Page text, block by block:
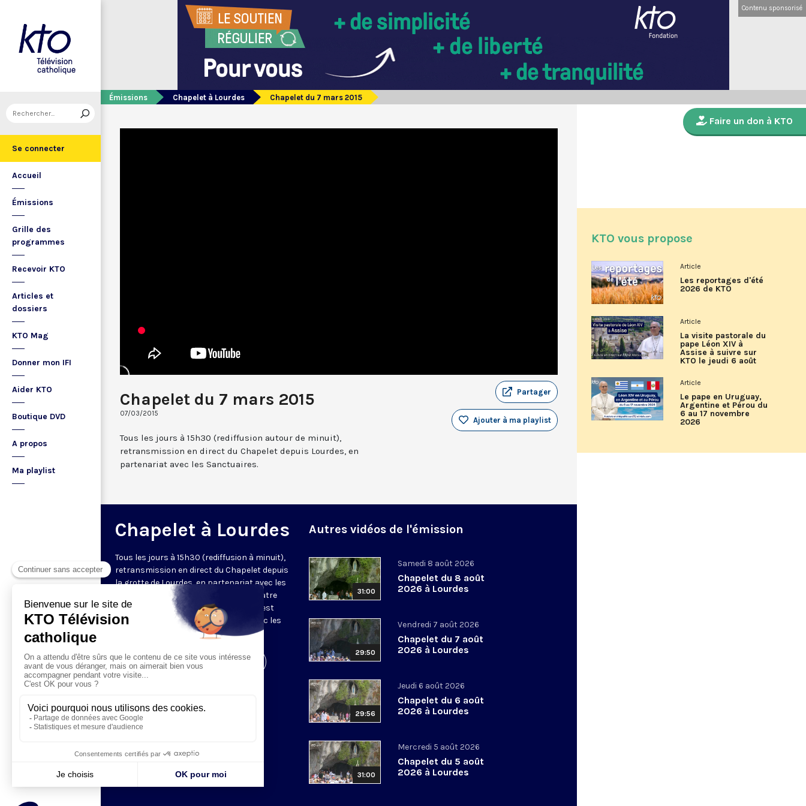
Se connecter
Accueil
Émissions
Grille des
programmes
Recevoir KTO
Articles et
dossiers
KTO Mag
Donner mon IFI
Aider KTO
Boutique DVD
A propos
Ma playlist
Contenu sponsorisé
Émissions Chapelet à Lourdes Chapelet du 7 mars 2015
Chapelet du 7 mars 2015
07/03/2015
Partager
Ajouter à ma playlist
Tous les jours à 15h30 (rediffusion autour de minuit),
retransmission en direct du Chapelet depuis Lourdes, en
partenariat avec les Sanctuaires.
Chapelet à Lourdes
Tous les jours à 15h30 (rediffusion à minuit),
retransmission en direct du Chapelet depuis
la grotte de Lourdes, en partenariat avec les
Sanctuaires. Chaque jour, l'une des quatre
méditations des mystères du Rosaire est
proposée en communion de prière avec les
Visiter la page de l'émission
Autres vidéos de l'émission
31:00
Samedi 8 août 2026
Chapelet du 8 août
2026 à Lourdes
29:50
Vendredi 7 août 2026
Chapelet du 7 août
2026 à Lourdes
29:56
Jeudi 6 août 2026
Chapelet du 6 août
2026 à Lourdes
31:00
Mercredi 5 août 2026
Chapelet du 5 août
2026 à Lourdes
Faire un don à KTO
KTO vous propose
Article
Les reportages d'été
2026 de KTO
Article
La visite pastorale du
pape Léon XIV à
Assise à suivre sur
KTO le jeudi 6 août
Article
Le pape en Uruguay,
Argentine et Pérou du
6 au 17 novembre
2026